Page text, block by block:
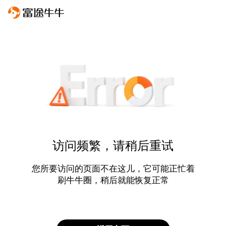
访问频繁，请稍后重试
您所要访问的页面不在这儿，它可能正忙着
刷牛牛圈，稍后就能恢复正常